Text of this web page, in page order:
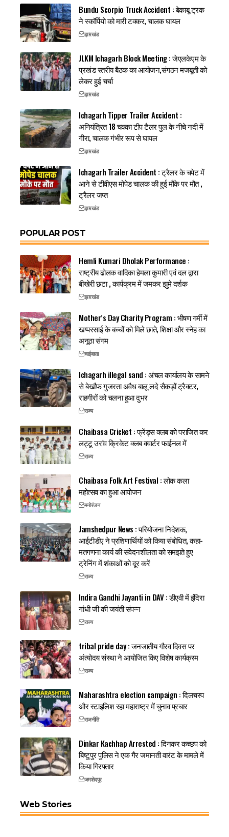
Bundu Scorpio Truck Accident : बेकाबू ट्रक
ने स्कॉर्पियो को मारी टक्कर, चालक घायल
झारखंड
JLKM Ichagarh Block Meeting : जेएलकेएम के
प्रखंड स्तरीय बैठक का आयोजन,संगठन मजबूती को
लेकर हुई चर्चा
झारखंड
Ichagarh Tipper Trailer Accident :
अनियंत्रित 18 चक्का टीप टैलर पुल के नीचे नदी में
गीरा, चालक गंभीर रूप से घायल
झारखंड
Ichagarh Trailer Accident : ट्रैलर के चपेट में
आने से टीवीएस मोपेड चालक की हुई मौके पर मौत ,
ट्रैलर जप्त
झारखंड
POPULAR POST
Hemli Kumari Dholak Performance :
राष्ट्रीय ढोलक वादिका हेमला कुमारी एवं दल द्वारा
बीखेरी छटा , कार्यक्रम में जमकर झुमे दर्शक
झारखंड
Mother’s Day Charity Program : भीषण गर्मी में
खप्परसाई के बच्चों को मिले छाते, शिक्षा और स्नेह का
अनूठा संगम
चाईबासा
Ichagarh illegal sand : अंचल कार्यालय के सामने
से बेखौफ गुजरता अवैध बालू लदे सैकड़ों ट्रैक्टर,
राहगीरों को चलना हुआ दुभर
राज्य
Chaibasa Cricket : फ्रेंड्स क्लब को पराजित कर
लट्टू उरांव क्रिकेट क्लब क्वार्टर फाईनल में
राज्य
Chaibasa Folk Art Festival : लोक कला
महोत्सव का हुआ आयोजन
मनोरंजन
Jamshedpur News : परियोजना निदेशक,
आईटीडीए ने प्रशिणार्थियों को किया संबोधित, कहा-
मतगणना कार्य की संवेदनशीलता को समझते हुए
ट्रेनिंग में शंकाओं को दूर करें
राज्य
Indira Gandhi Jayanti in DAV : डीएवी में इंदिरा
गांधी जी की जयंती संपन्न
राज्य
tribal pride day : जनजातीय गौरव दिवस पर
अंत्योदय संस्था ने आयोजित किए विशेष कार्यक्रम
राज्य
Maharashtra election campaign : दिलचस्प
और स्टाइलिश रहा महाराष्ट्र में चुनाव प्रचार
राजनीति
Dinkar Kachhap Arrested : दिनकर कच्छप को
बिष्टुपुर पुलिस ने एक गैर जमानती वारंट के मामले में
किया गिरफ्तार
जमशेदपुर
Web Stories